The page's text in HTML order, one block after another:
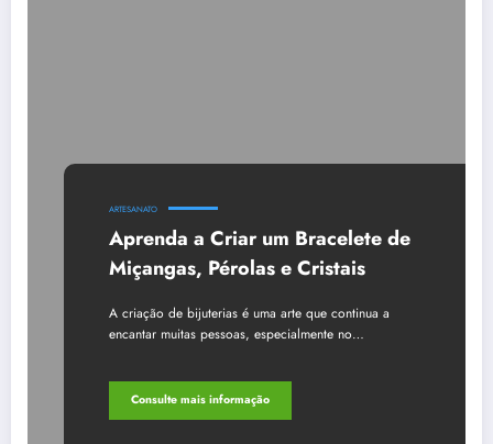
ARTESANATO
Aprenda a Criar um Bracelete de
Miçangas, Pérolas e Cristais
A criação de bijuterias é uma arte que continua a
encantar muitas pessoas, especialmente no…
Consulte mais informação